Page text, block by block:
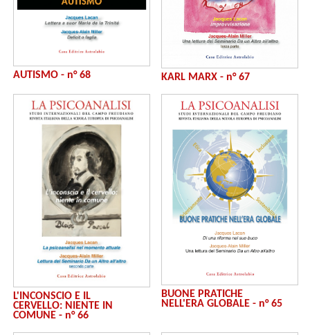
AUTISMO - n° 68 KARL MARX - n° 67
L'INCONSCIO E IL
CERVELLO: NIENTE IN
COMUNE - n° 66
BUONE PRATICHE
NELL'ERA GLOBALE - n° 65